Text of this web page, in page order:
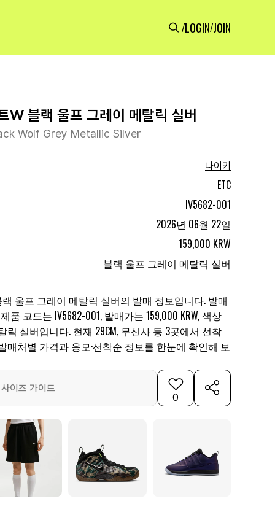
/LOGIN/JOIN
W 블랙 울프 그레이 메탈릭 실버
Wolf Grey Metallic Silver
나이키
ETC
IV5682-001
2026년 06월 22일
159,000 KRW
블랙 울프 그레이 메탈릭 실버
울프 그레이 메탈릭 실버의 발매 정보입니다. 발매
품 코드는 IV5682-001, 발매가는 159,000 KRW, 색상
릭 실버입니다. 현재 29CM, 무신사 등 3곳에서 선착
매처별 가격과 응모·선착순 정보를 한눈에 확인해 보
사이즈 가이드
0